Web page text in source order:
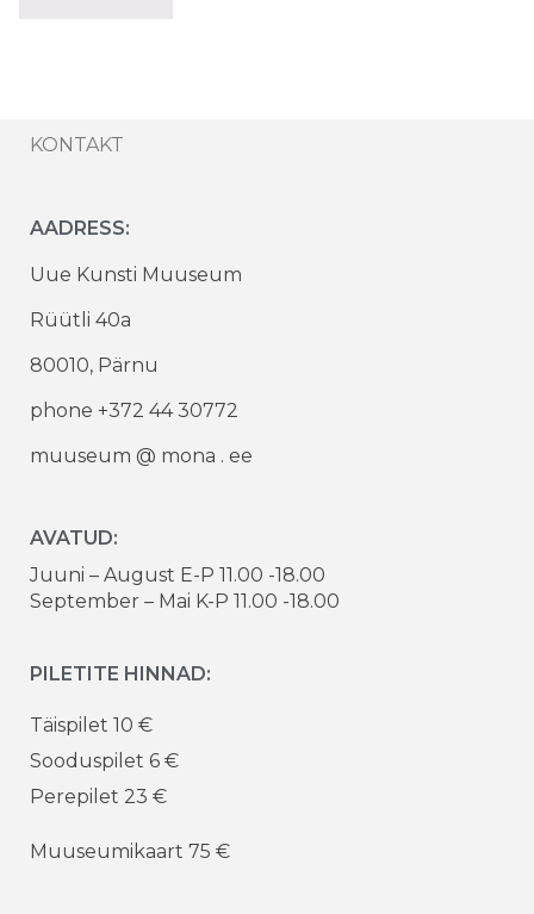
KONTAKT
AADRESS:
Uue Kunsti Muuseum
Rüütli 40a
80010, Pärnu
phone +372 44 30772
muuseum @ mona . ee
AVATUD:
Juuni – August E-P 11.00 -18.00
September – Mai K-P 11.00 -18.00
PILETITE HINNAD:
Täispilet 10 €
Sooduspilet 6 €
Perepilet 23 €
Muuseumikaart 75 €